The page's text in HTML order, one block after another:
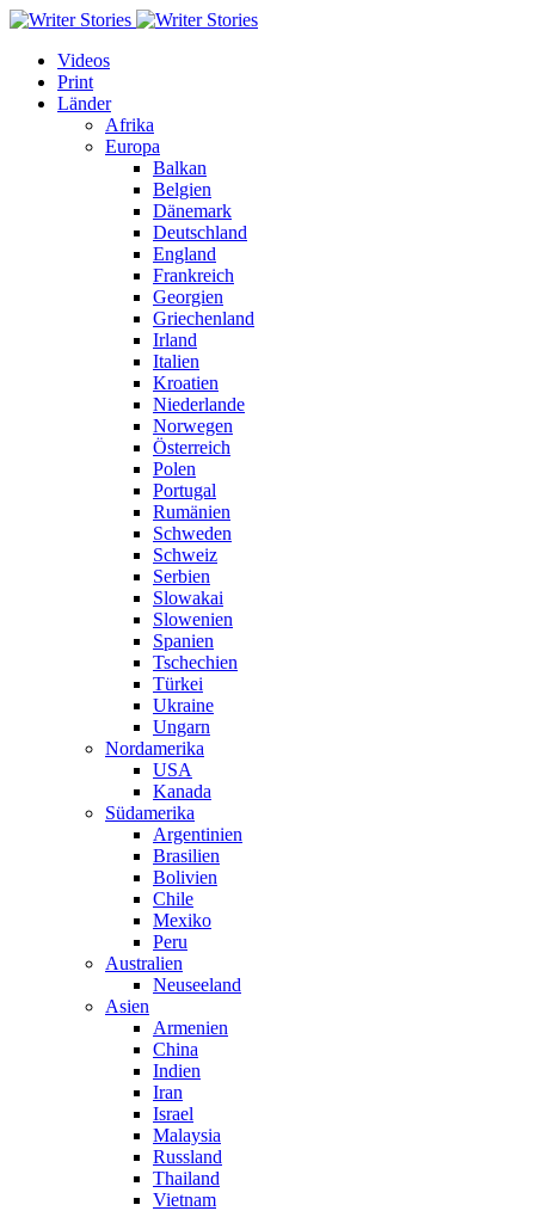
Videos
Print
Länder
Afrika
Europa
Balkan
Belgien
Dänemark
Deutschland
England
Frankreich
Georgien
Griechenland
Irland
Italien
Kroatien
Niederlande
Norwegen
Österreich
Polen
Portugal
Rumänien
Schweden
Schweiz
Serbien
Slowakai
Slowenien
Spanien
Tschechien
Türkei
Ukraine
Ungarn
Nordamerika
USA
Kanada
Südamerika
Argentinien
Brasilien
Bolivien
Chile
Mexiko
Peru
Australien
Neuseeland
Asien
Armenien
China
Indien
Iran
Israel
Malaysia
Russland
Thailand
Vietnam